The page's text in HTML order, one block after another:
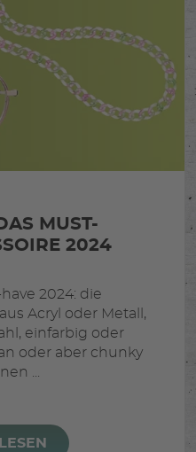
MUST-
2024
2024: die
Acryl oder Metall,
einfarbig oder
oder aber chunky
...